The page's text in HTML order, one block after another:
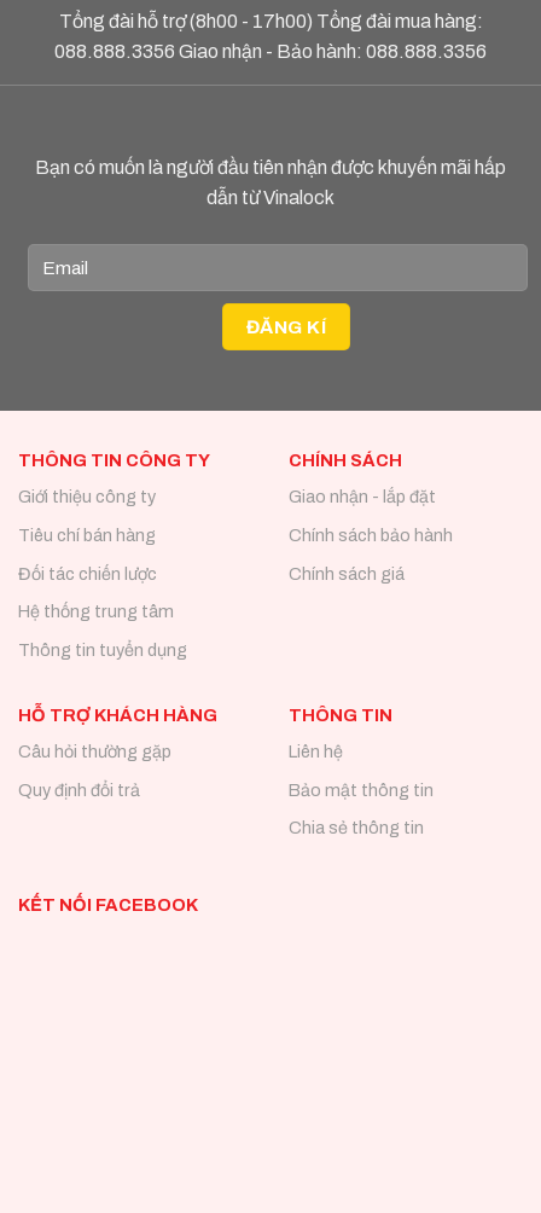
Tổng đài hỗ trợ (8h00 - 17h00) Tổng đài mua hàng:
088.888.3356 Giao nhận - Bảo hành: 088.888.3356
Bạn có muốn là người đầu tiên nhận được khuyến mãi hấp
dẫn từ Vinalock
THÔNG TIN CÔNG TY
Giới thiệu công ty
Tiêu chí bán hàng
Đối tác chiến lược
Hệ thống trung tâm
Thông tin tuyển dụng
CHÍNH SÁCH
Giao nhận - lắp đặt
Chính sách bảo hành
Chính sách giá
HỖ TRỢ KHÁCH HÀNG
Câu hỏi thường gặp
Quy định đổi trả
THÔNG TIN
Liên hệ
Bảo mật thông tin
Chia sẻ thông tin
KẾT NỐI FACEBOOK